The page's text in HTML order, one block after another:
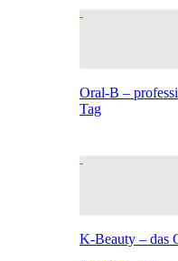
Oral-B –
Tag
K-Beauty – das